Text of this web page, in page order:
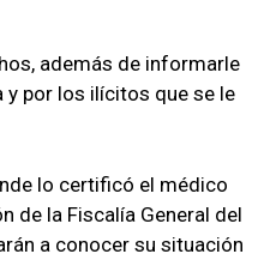
además de informarle
y por los ilícitos que se le
lo certificó el médico
de la Fiscalía General del
a conocer su situación